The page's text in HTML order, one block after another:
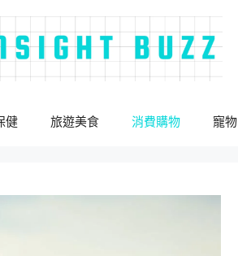
健 旅遊美食 消費購物 寵物